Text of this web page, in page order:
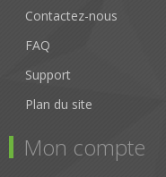
Contactez-nous
FAQ
Support
Plan du site
Mon compte